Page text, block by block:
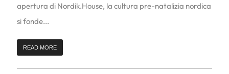
apertura di Nordik.House, la cultura pre-natalizia nordica
si fonde...
READ MORE